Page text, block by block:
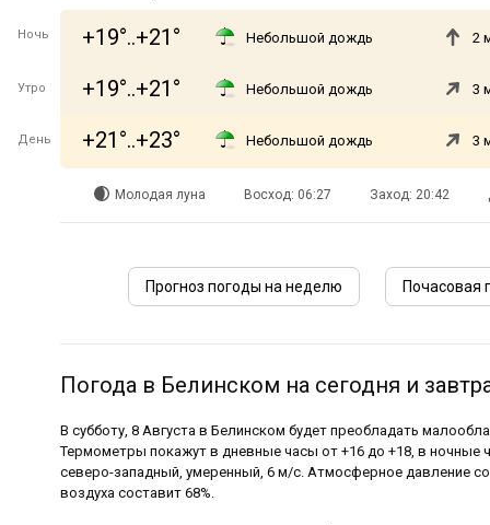
Ночь +19°..+21° Небольшой дождь 2
Утро +19°..+21° Небольшой дождь 3
День +21°..+23° Небольшой дождь 3
Молодая луна Восход: 06:27 Заход: 20:42
Прогноз погоды на неделю Почасовая
Погода в Белинском на сегодня и
В субботу, 8 Августа в Белинском будет преобладать
Термометры покажут в дневные часы от +16 до +18, в ночные
северо-западный, умеренный, 6 м/с. Атмосферное давление
воздуха составит 68%.